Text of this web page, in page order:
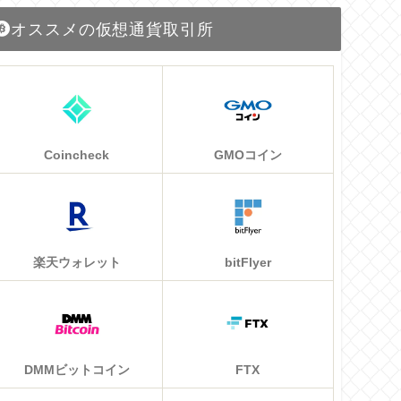
オススメの仮想通貨取引所
Coincheck GMOコイン
楽天ウォレット bitFlyer
DMMビットコイン FTX